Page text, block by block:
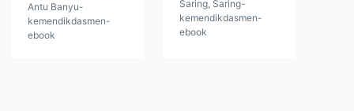
Antu Banyu-
kemendikdasmen-
ebook
Saring, Saring-
kemendikdasmen-
ebook